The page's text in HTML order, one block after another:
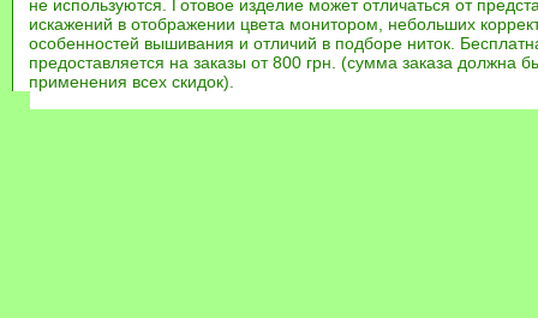
не используются. Готовое изделие может отличаться от
искажений в отображении цвета монитором, небольших
особенностей вышивания и отличий в подборе ниток.
предоставляется на заказы от 800 грн. (сумма заказа должна
применения всех скидок).